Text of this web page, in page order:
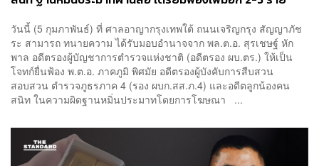
วันนี้ (5 กุมภาพันธ์) ที่ ศาลอาญากรุงเทพใต้ ถนนเจริญกรุง สัญญาภัช
ระ สามารถ ทนายความ ได้รับมอบอำนาจจาก พล.ต.อ. สุรเชษฐ์ หัก
พาล อดีตรองผู้บัญชาการตำรวจแห่งชาติ (อดีตรอง ผบ.ตร.) ให้เป็น
โจทก์ยื่นฟ้อง พ.ต.อ. ภาคภูมิ พิศมัย อดีตรองผู้บังคับการสืบสวน
สอบสวน ตำรวจภูธรภาค 4 (รอง ผบก.สส.ภ.4) และอดีตลูกน้องคน
สนิท ในความผิดฐานหมิ่นประมาทโดยการโฆษณา ...